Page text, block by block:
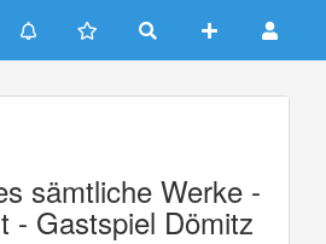
sämtliche Werke -
- Gastspiel Dömitz